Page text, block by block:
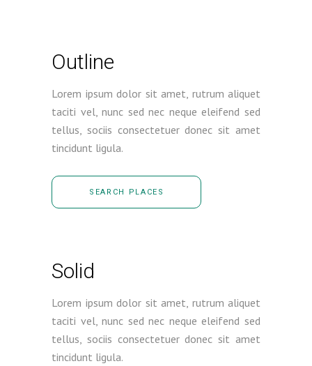
Outline
Lorem ipsum dolor sit amet, rutrum aliquet
taciti vel, nunc sed nec neque eleifend sed
tellus, sociis consectetuer donec sit amet
tincidunt ligula.
SEARCH PLACES
Solid
Lorem ipsum dolor sit amet, rutrum aliquet
taciti vel, nunc sed nec neque eleifend sed
tellus, sociis consectetuer donec sit amet
tincidunt ligula.